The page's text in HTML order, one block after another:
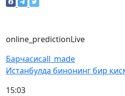
online_predictionLive
Барчасиcall_made
Истанбулда бинонинг бир
15:03